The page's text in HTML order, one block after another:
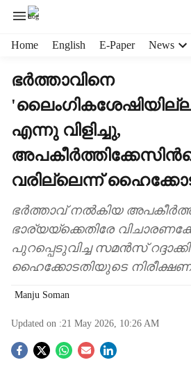
Home English E-Paper News
ഭർത്താവിനെ
എന്നു വിളിച്ചു,
വരില്ലെന്ന്
ഭർത്താവ് നൽകിയ
ഭാര്യയ്ക്കെതിരേ
പുറപ്പെടുവിച്ച സമൻസ്
ഹൈക്കോടതിയുടെ
Manju Soman
Updated on :21 May 2026, 10:26 AM
S